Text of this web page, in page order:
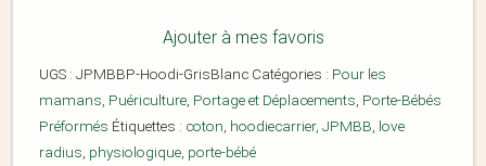
Ajouter à mes favoris
UGS : JPMBBP-Hoodi-GrisBlanc Catégories : Pour les
mamans, Puériculture, Portage et Déplacements, Porte-Bébés
Préformés Étiquettes : coton, hoodiecarrier, JPMBB, love
radius, physiologique, porte-bébé